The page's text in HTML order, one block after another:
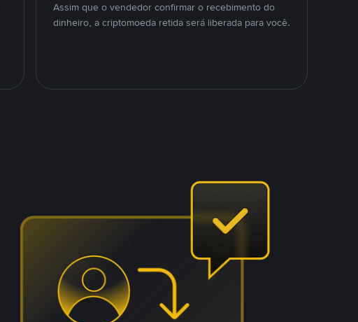
Assim que o vendedor confirmar o recebimento do
dinheiro, a criptomoeda retida será liberada para você.